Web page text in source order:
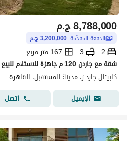
ج.م8,788,000
الدفعة المقدّمة: 3,200,000 ج.م
2
3
167 متر مربع
كابيتال جاردنز، مدينة المستقبل، القاهرة
الإيميل
اتصل